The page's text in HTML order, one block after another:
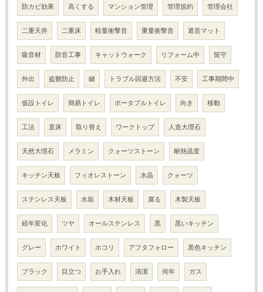
防カビ効果 高くする マンション管理 管理規約 管理会社
二重天井 二重床 軽量衝撃音 重量衝撃音 遮音マット
吸音材 防音工事 キャットウォーク リフォーム中 留守
外出 盗難防止 鍵 トラブル回避方法 不安 工事期間中
仮設トイレ 簡易トイレ ポータブルトイレ 向き 移動
工法 直床 取り替え ワークトップ 人造大理石
天然大理石 メラミン クォーツストーン 耐熱温度
キッチン天板 フィオレストーン 水晶 クォーツ
ステンレス天板 水垢 木材天板 腐る 木製天板
経年変化 ツヤ オールステンレス 黒 黒いキッチン
グレー ホワイト ホコリ アフタフォロー 黒色キッチン
ブラック 目立つ お手入れ 清潔 何年 ガス